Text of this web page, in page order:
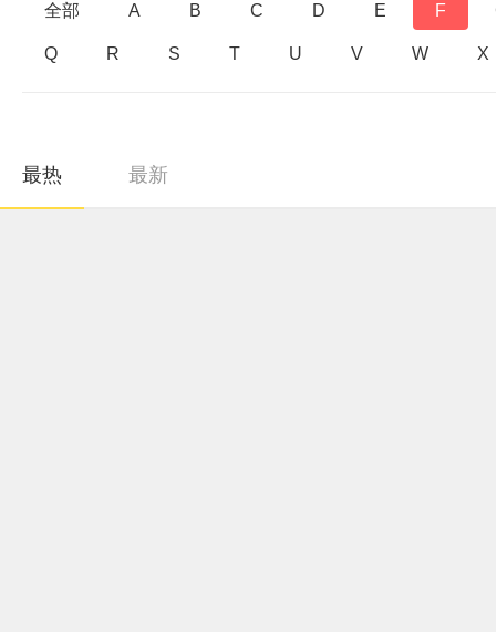
全部 A B C D E F
Q R S T U V W X
最热 最新